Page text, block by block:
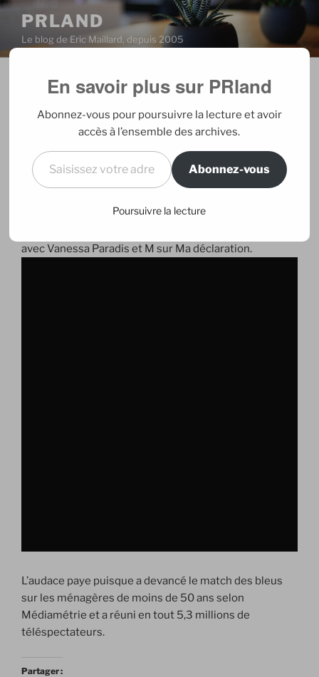
Aller
contenu
principal
PRLAND
Le blog de Eric Maillard, depuis 2005
PUBLIÉ
22/11/2007PARERIC
France Gall – 1 France Ukraine – 0
Beaugrand hier matin et d’enregistrer l’émission Tous
pour la musique, programme mi-fiction, mi-variété,
Hanss. Et j’ai revu France Gall avec plaisir 15 ans plus
avec Vanessa Paradis et M sur Ma déclaration.
L’audace paye puisque a devancé le match des bleus
sur les ménagères de moins de 50 ans selon
Médiamétrie et a réuni en tout 5,3 millions de
téléspectateurs.
Partager :
En savoir plus sur PRland
Abonnez-vous pour poursuivre la lecture et avoir
accès à l’ensemble des archives.
Saisissez votre adresse e-mail…
Abonnez-vous
Poursuivre la lecture